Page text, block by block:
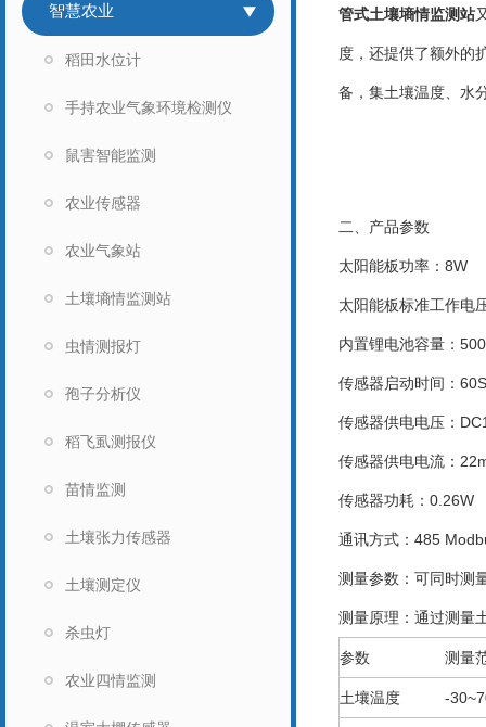
智慧农业
稻田水位计
手持农业气象环境检测仪
鼠害智能监测
农业传感器
农业气象站
土壤墒情监测站
虫情测报灯
孢子分析仪
稻飞虱测报仪
苗情监测
土壤张力传感器
土壤测定仪
杀虫灯
农业四情监测
管式土壤墒情监测站
度，还提供了额外的
备，集土壤温度、水
二、产品参数
太阳能板功率：8W
太阳能板标准工作电
内置锂电池容量：
传感器启动时间：60S
传感器供电电压：
传感器供电电流：
传感器功耗：0.26W
通讯方式：485
测量参数：可同时测
测量原理：通过测量
参数 测量
土壤温度 -